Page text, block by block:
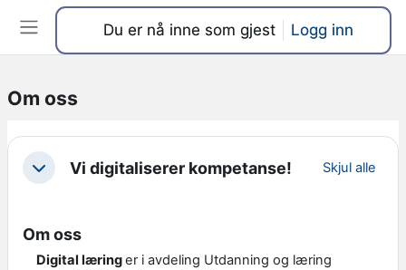
Gå til hovedinnhold
Sidepanel
Du er nå inne som gjest Logg inn
Om oss
Seksjonsoversikt
Skjul Vi digitaliserer kompetanse! Skjul alle
Om oss
Digital læringer i avdeling Utdanning og læring